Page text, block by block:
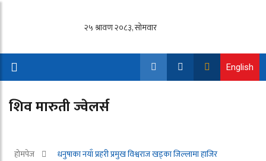
English
शिव मारुती ज्वेलर्स
होमपेज धनुषाका नयाँ प्रहरी प्रमुख विश्वराज खड्का जिल्लामा हाजिर